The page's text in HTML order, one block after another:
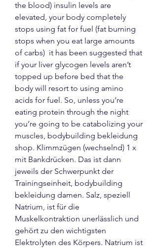
the blood) insulin levels are
elevated, your body completely
stops using fat for fuel (fat burning
stops when you eat large amounts
of carbs)  it has been suggested that
if your liver glycogen levels aren’t
topped up before bed that the
body will resort to using amino
acids for fuel. So, unless you’re
eating protein through the night
you’re going to be catabolizing your
muscles, bodybuilding bekleidung
shop. Klimmzügen (wechselnd) 1 x
mit Bankdrücken. Das ist dann
jeweils der Schwerpunkt der
Trainingseinheit, bodybuilding
bekleidung damen. Salz, speziell
Natrium, ist für die
Muskelkontraktion unerlässlich und
gehört zu den wichtigsten
Elektrolyten des Körpers. Natrium ist